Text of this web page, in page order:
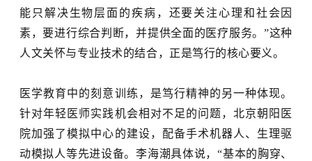
能只解决生物层面的疾病，还要关注心理和社会因
素，要进行综合判断，并提供全面的医疗服务。”这种
人文关怀与专业技术的结合，正是笃行的核心要义。
医学教育中的刻意训练，是笃行精神的另一种体现。
针对年轻医师实践机会相对不足的问题，北京朝阳医
院加强了模拟中心的建设，配备手术机器人、生理驱
动模拟人等先进设备。李海潮具体说，“基本的胸穿、